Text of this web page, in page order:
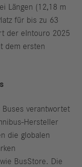
Längen (12,18 m
für bis zu 63
der eIntouro 2025
dem ersten
Buses verantwortet
Hersteller
die globalen
BusStore. Die